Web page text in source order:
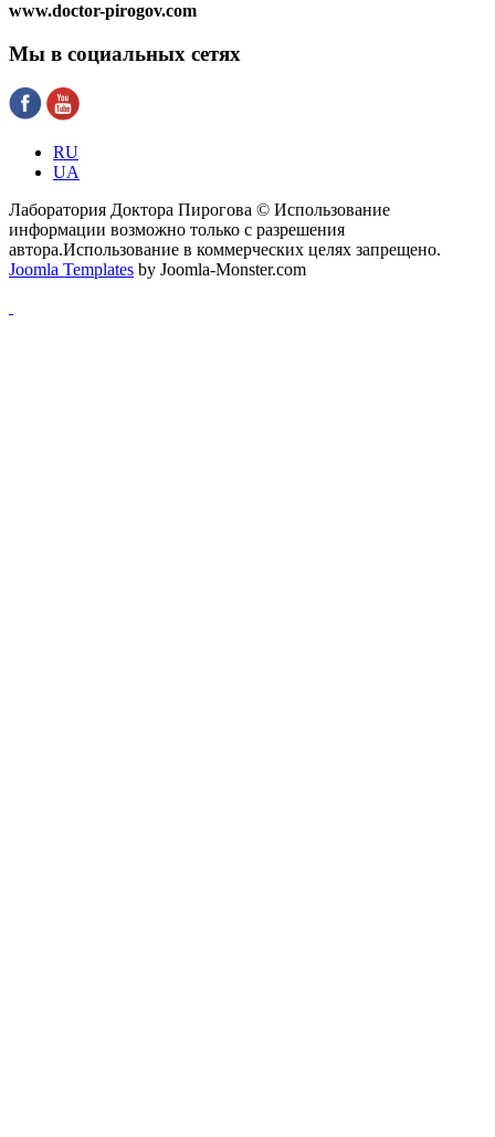
www.doctor-pirogov.com
Мы в социальных сетях
RU
UA
Лаборатория Доктора Пирогова © Использование
информации возможно только с разрешения
автора.Использование в коммерческих целях запрещено.
Joomla Templates by Joomla-Monster.com